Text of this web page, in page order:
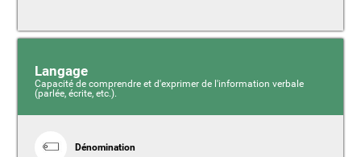
Langage
Capacité de comprendre et d'exprimer de l'information verbale
(parlée, écrite, etc.).
Dénomination